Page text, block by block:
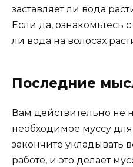
заставляет ли вода
Если да, ознакомьтесь
ли вода на волосах
Последние
Вам действительно не
необходимое муссу
закончите укладывать
работе, и это делает